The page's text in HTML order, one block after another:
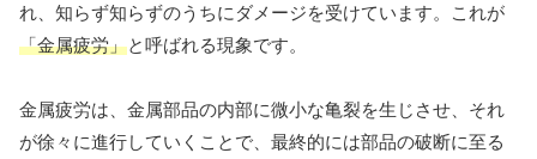
れ、知らず知らずのうちにダメージを受けています。これが
「金属疲労」と呼ばれる現象です。
金属疲労は、金属部品の内部に微小な亀裂を生じさせ、それ
が徐々に進行していくことで、最終的には部品の破断に至る